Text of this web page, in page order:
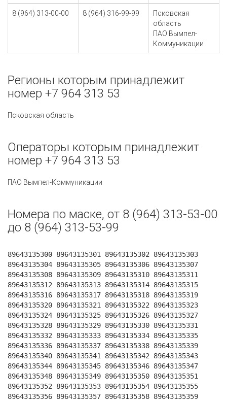
8 (964) 313-00-00 8 (964) 316-99-99
Псковская
область
ПАО Вымпел-
Коммуникации
Регионы которым принадлежит
номер +7 964 313 53
Псковская область
Операторы которым принадлежит
номер +7 964 313 53
ПАО Вымпел-Коммуникации
Номера по маске, от 8 (964) 313-53-00
до 8 (964) 313-53-99
89643135300 89643135301 89643135302 89643135303
89643135304 89643135305 89643135306 89643135307
89643135308 89643135309 89643135310 89643135311
89643135312 89643135313 89643135314 89643135315
89643135316 89643135317 89643135318 89643135319
89643135320 89643135321 89643135322 89643135323
89643135324 89643135325 89643135326 89643135327
89643135328 89643135329 89643135330 89643135331
89643135332 89643135333 89643135334 89643135335
89643135336 89643135337 89643135338 89643135339
89643135340 89643135341 89643135342 89643135343
89643135344 89643135345 89643135346 89643135347
89643135348 89643135349 89643135350 89643135351
89643135352 89643135353 89643135354 89643135355
89643135356 89643135357 89643135358 89643135359